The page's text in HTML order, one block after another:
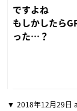
ですよね
もしかしたら
った…？
2018年12月29日